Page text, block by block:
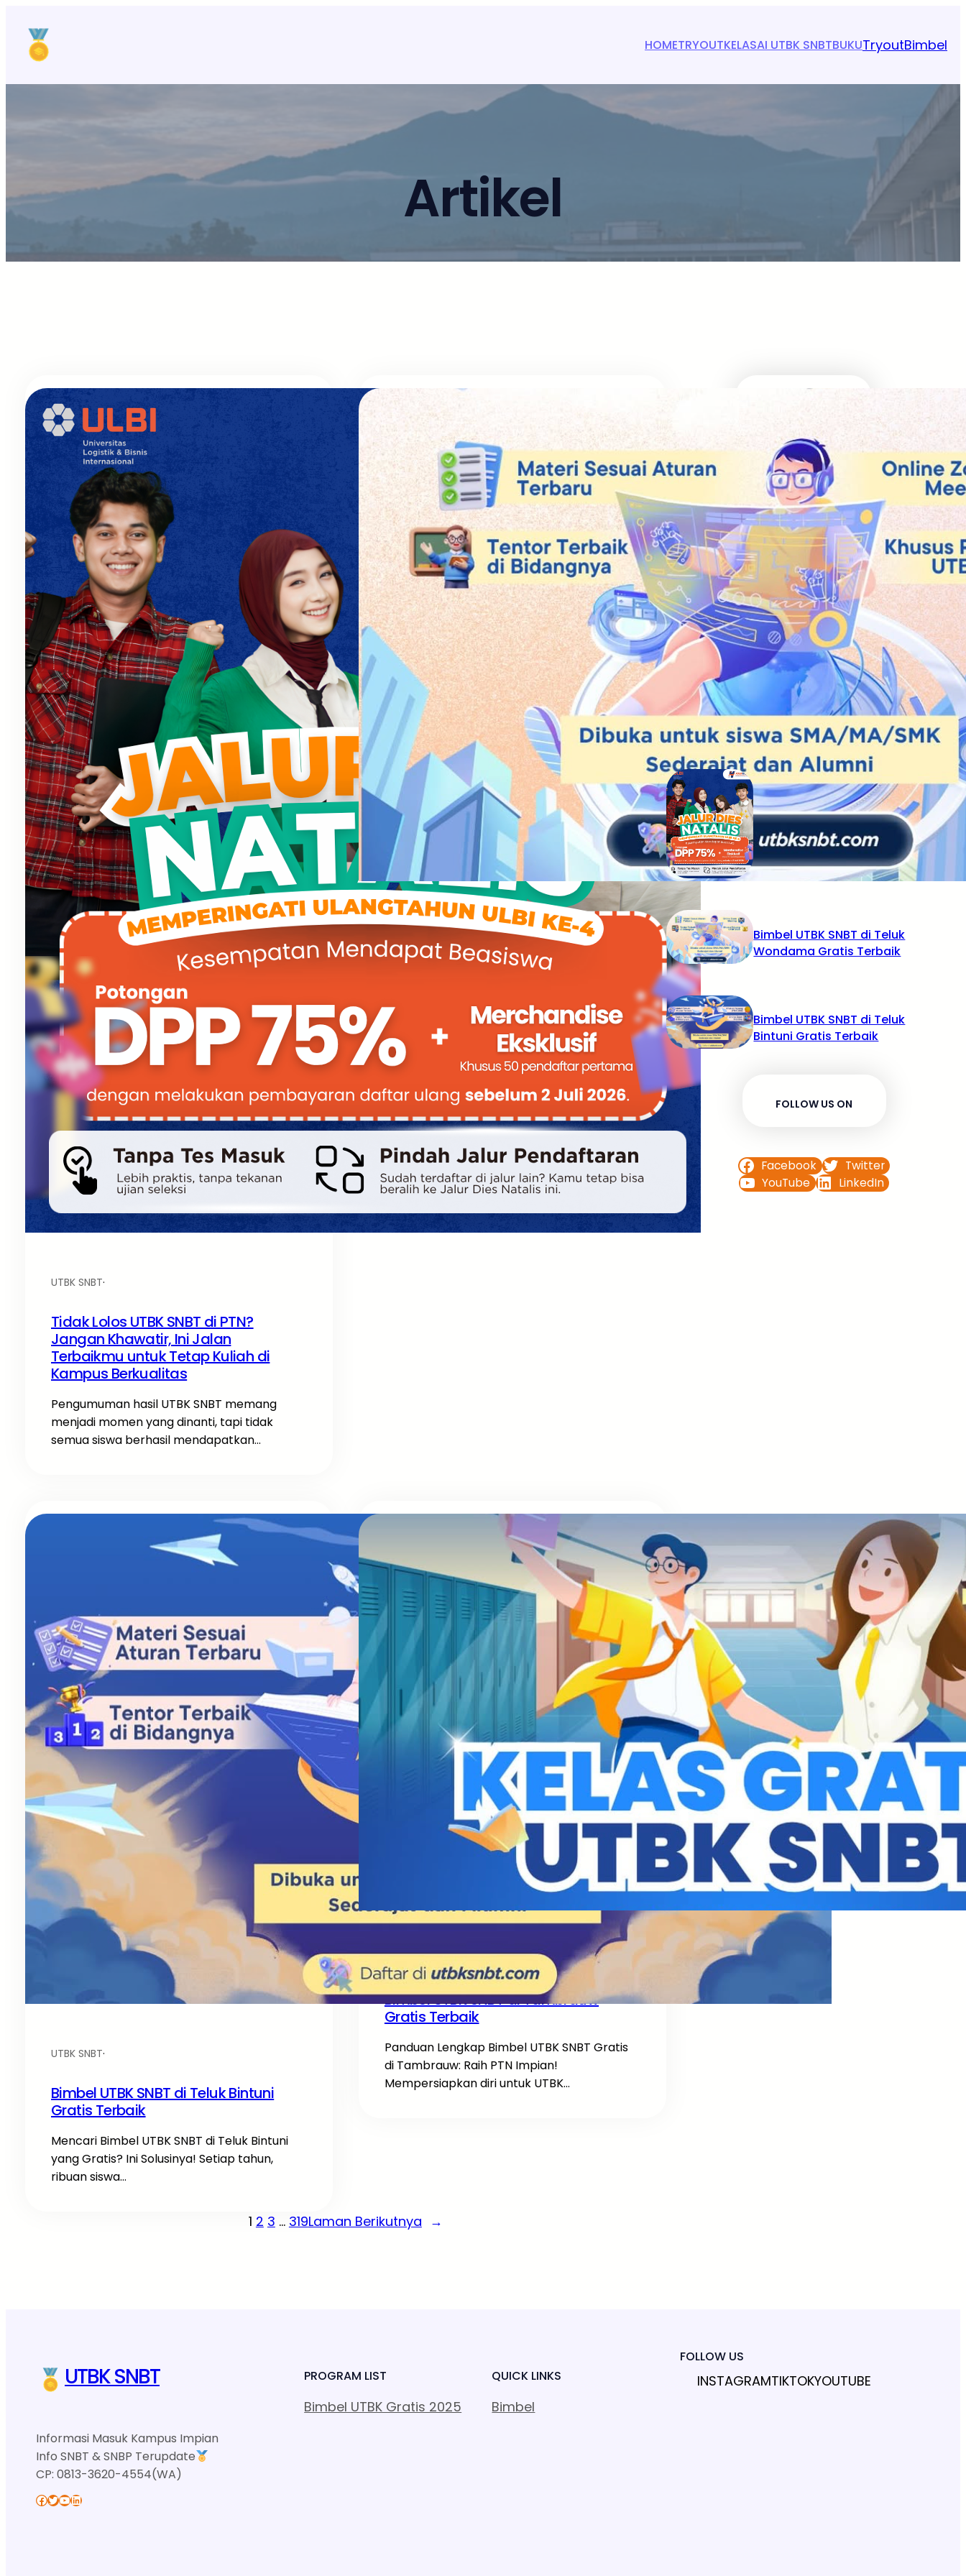
HOMETRYOUTKELASAI UTBK SNBTBUKUTryoutBimbel
Artikel
UTBK SNBT·
Tidak Lolos UTBK SNBT di PTN?
Jangan Khawatir, Ini Jalan
Terbaikmu untuk Tetap Kuliah di
Kampus Berkualitas
Pengumuman hasil UTBK SNBT memang
menjadi momen yang dinanti, tapi tidak
semua siswa berhasil mendapatkan…
UTBK SNBT·
Bimbel UTBK SNBT di Teluk Wondama
Mencari Bimbel UTBK SNBT di Teluk
Wondama yang Gratis? Ini Solusinya! Setiap
tahun, ribuan siswa…
UTBK SNBT·
Bimbel UTBK SNBT di Teluk Bintuni
Gratis Terbaik
Mencari Bimbel UTBK SNBT di Teluk Bintuni
yang Gratis? Ini Solusinya! Setiap tahun,
ribuan siswa…
Bimbel UTBK SNBT di Tambrauw
Gratis Terbaik
Panduan Lengkap Bimbel UTBK SNBT Gratis
di Tambrauw: Raih PTN Impian!
Mempersiapkan diri untuk UTBK…
1 2 3 … 319Laman Berikutnya →
UTBK SNBT
MEDIA INFOMRASI TERUPDATE SEPUTAR KAMPUS
DAN UJIAN MASUK
Facebook Twitter YouTube LinkedIn
RECENT POSTS
Tidak Lolos UTBK SNBT di PTN?
Jangan Khawatir, Ini Jalan
Terbaikmu untuk Tetap Kuliah
di Kampus Berkualitas
Bimbel UTBK SNBT di Teluk
Wondama Gratis Terbaik
Bimbel UTBK SNBT di Teluk
Bintuni Gratis Terbaik
FOLLOW US ON
Facebook
Twitter
YouTube
LinkedIn
UTBK SNBT
Informasi Masuk Kampus Impian
Info SNBT & SNBP Terupdate
CP: 0813-3620-4554(WA)
Facebook Twitter YouTube LinkedIn
PROGRAM LIST
Bimbel UTBK Gratis 2025
QUICK LINKS
Bimbel
FOLLOW US
INSTAGRAMTIKTOKYOUTUBE